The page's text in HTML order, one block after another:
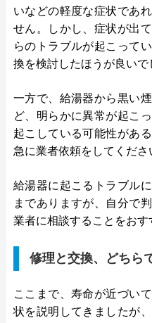
いなどの軽度な症状であ
せん。しかし、症状が出
らのトラブルが起こって
換を検討したほうが良いで
一方で、給湯器から黒い
ど、明らかに異常が起こ
起こしている可能性があ
急に業者依頼をしてくださ
給湯器に起こるトラブル
までありますが、自分で
業者に相談することをおす
修理と交換、どちら
ここまで、寿命が近づい
状を説明してきましたが